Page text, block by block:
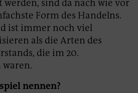
sind da nach wie vor
Form des Handelns.
ist immer noch viel
als die Arten des
die im 20.
nennen?